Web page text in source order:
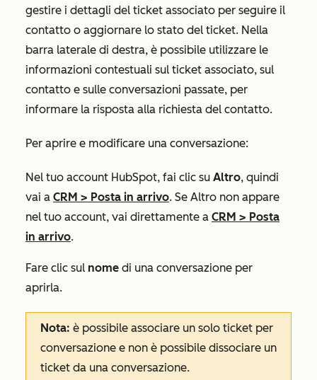
gestire i dettagli del ticket associato per seguire il
contatto o aggiornare lo stato del ticket. Nella
barra laterale di destra, è possibile utilizzare le
informazioni contestuali sul ticket associato, sul
contatto e sulle conversazioni passate, per
informare la risposta alla richiesta del contatto.
Per aprire e modificare una conversazione:
Nel tuo account HubSpot, fai clic su Altro, quindi
vai a CRM > Posta in arrivo. Se Altro non appare
nel tuo account, vai direttamente a CRM > Posta
in arrivo.
Fare clic sul nome di una conversazione per
aprirla.
Nota: è possibile associare un solo ticket per
conversazione e non è possibile dissociare un
ticket da una conversazione.